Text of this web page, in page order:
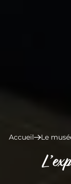
Accueil Le